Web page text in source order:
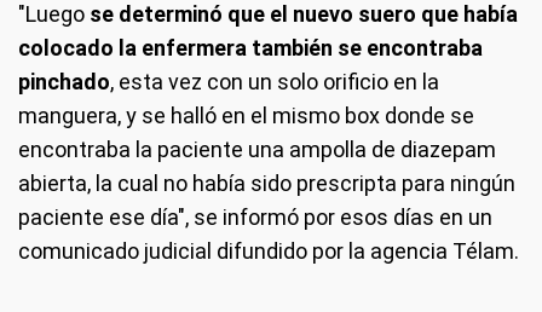
"Luego se determinó que el nuevo suero que había
colocado la enfermera también se encontraba
pinchado, esta vez con un solo orificio en la
manguera, y se halló en el mismo box donde se
encontraba la paciente una ampolla de diazepam
abierta, la cual no había sido prescripta para ningún
paciente ese día", se informó por esos días en un
comunicado judicial difundido por la agencia Télam.